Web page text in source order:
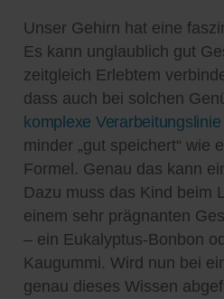
Unser Gehirn hat eine
Es kann unglaublich gut
zeitgleich Erlebtem
dass auch bei solchen
komplexe Verarbeitungslinie
minder „gut speichert“ wie
Formel. Genau das kann
Dazu muss das Kind beim
einem sehr prägnanten
– ein Eukalyptus-Bonbon
Kaugummi. Wird nun bei
genau dieses Wissen